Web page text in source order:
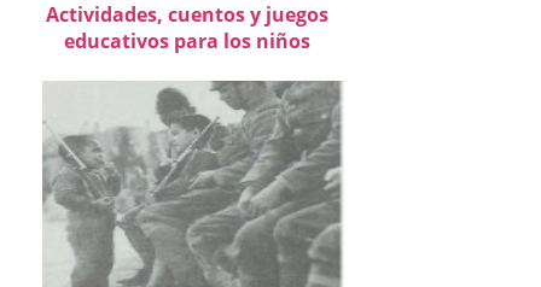
Actividades, cuentos y juegos
educativos para los niños